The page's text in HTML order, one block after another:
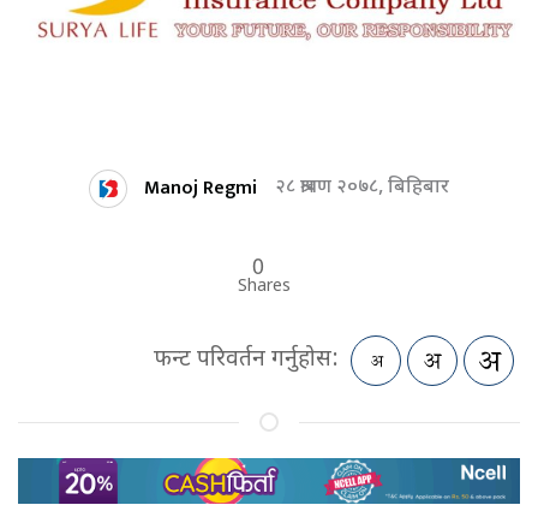
Manoj Regmi २८ श्रावण २०७८, बिहिबार
0
Shares
फन्ट परिवर्तन गर्नुहोस: